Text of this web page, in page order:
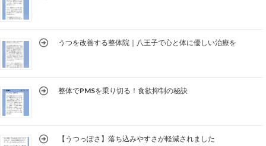
うつを改善する整体院｜八王子で心と体に優しい治療を
整体でPMSを乗り切る！食欲抑制の秘訣
【うつっぽさ】落ち込みやすさが軽減されました